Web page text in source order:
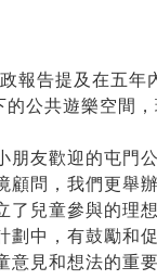
報告提及在五年
公共遊樂空間，
朋友歡迎的屯門
顧問，我們更舉
了兒童參與的理
劃中，有鼓勵和
意見和想法的重